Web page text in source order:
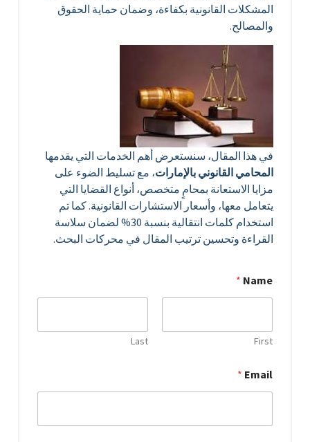
المشكلات القانونية بكفاءة، وضمان حماية الحقوق
والمصالح.
في هذا المقال، سنستعرض أهم الخدمات التي يقدمها
المحامي القانوني بالإمارات، مع تسليط الضوء على
مزايا الاستعانة بمحامٍ متخصص، أنواع القضايا التي
يتعامل معها، وأسعار الاستشارات القانونية. كما تم
استخدام كلمات انتقالية بنسبة 30% لضمان سلاسة
القراءة وتحسين ترتيب المقال في محركات البحث.
Name
*
First
Last
o
Email
*